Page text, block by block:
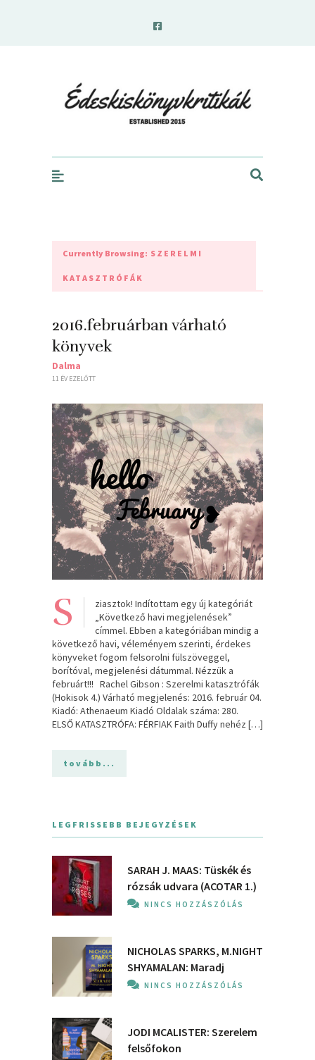
Currently Browsing: SZERELMI
KATASZTRÓFÁK
2016.februárban várható
könyvek
Dalma
11 ÉV EZELŐTT
S
ziasztok! Indítottam egy új kategóriát
„Következő havi megjelenések”
címmel. Ebben a kategóriában mindig a
következő havi, véleményem szerinti, érdekes
könyveket fogom felsorolni fülszöveggel,
borítóval, megjelenési dátummal. Nézzük a
februárt!!! Rachel Gibson : Szerelmi katasztrófák
(Hokisok 4.) Várható megjelenés: 2016. február 04.
Kiadó: Athenaeum Kiadó Oldalak száma: 280.
ELSŐ KATASZTRÓFA: FÉRFIAK Faith Duffy nehéz […]
tovább...
LEGFRISSEBB BEJEGYZÉSEK
SARAH J. MAAS: Tüskék és
rózsák udvara (ACOTAR 1.)
NINCS HOZZÁSZÓLÁS
NICHOLAS SPARKS, M.NIGHT
SHYAMALAN: Maradj
NINCS HOZZÁSZÓLÁS
JODI MCALISTER: Szerelem
felsőfokon